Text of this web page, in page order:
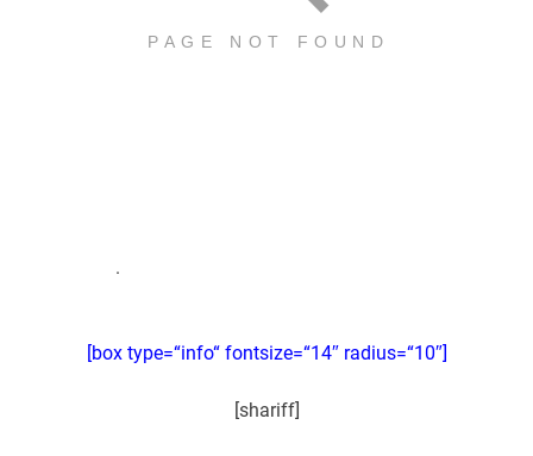
.
[box type=“info“ fontsize=“14″ radius=“10″]
[shariff]